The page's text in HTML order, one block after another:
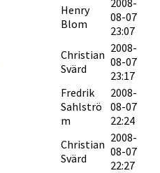
Henry
Blom
2008-
08-07
23:07
Christian
Svärd
2008-
08-07
23:17
Fredrik
Sahlströ
m
2008-
08-07
22:24
Christian
Svärd
2008-
08-07
22:27